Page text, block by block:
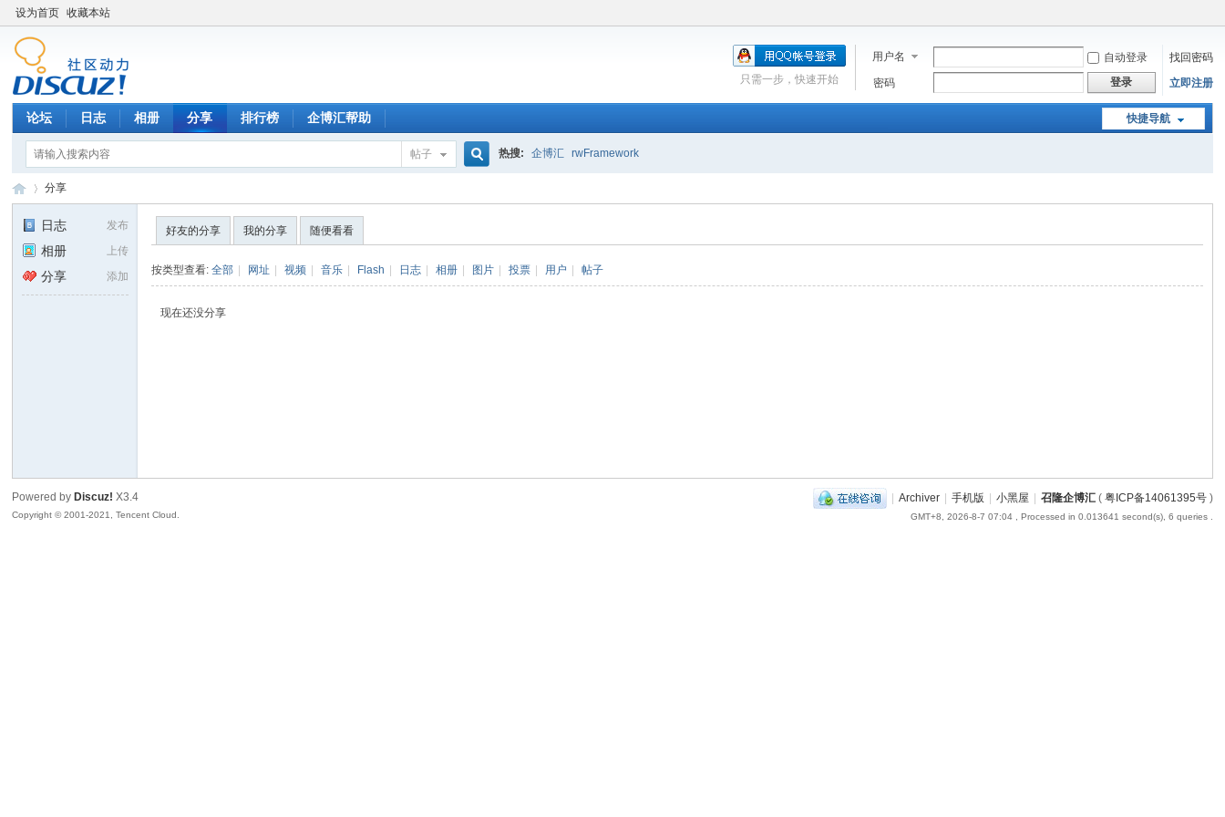
设为首页 收藏本站
用户名 自动登录
找回密码
密码
登录 立即注册
只需一步，快速开始
快捷导航
论坛 日志 相册 分享 排行榜 企博汇帮助
帖子 热搜: 企博汇 rwFramework
分享
发布
日志
上传
相册
添加
分享
好友的分享 我的分享 随便看看
按类型查看:全部 网址 视频 音乐 Flash 日志 相册 图片 投票 用户 帖子
现在还没分享
| Archiver | 手机版 | 小黑屋 | 召隆企博汇( 粤ICP备14061395号)
GMT+8, 2026-8-7 07:04, Processed in 0.013641 second(s), 6 queries .
Powered by Discuz! X3.4
Copyright © 2001-2021, Tencent Cloud.